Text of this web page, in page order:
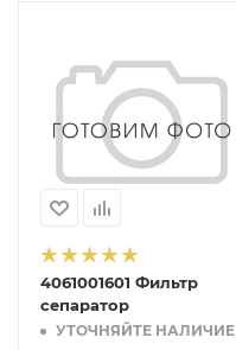
4061001601 Фильтр
сепаратор
УТОЧНЯЙТЕ НАЛИЧИЕ